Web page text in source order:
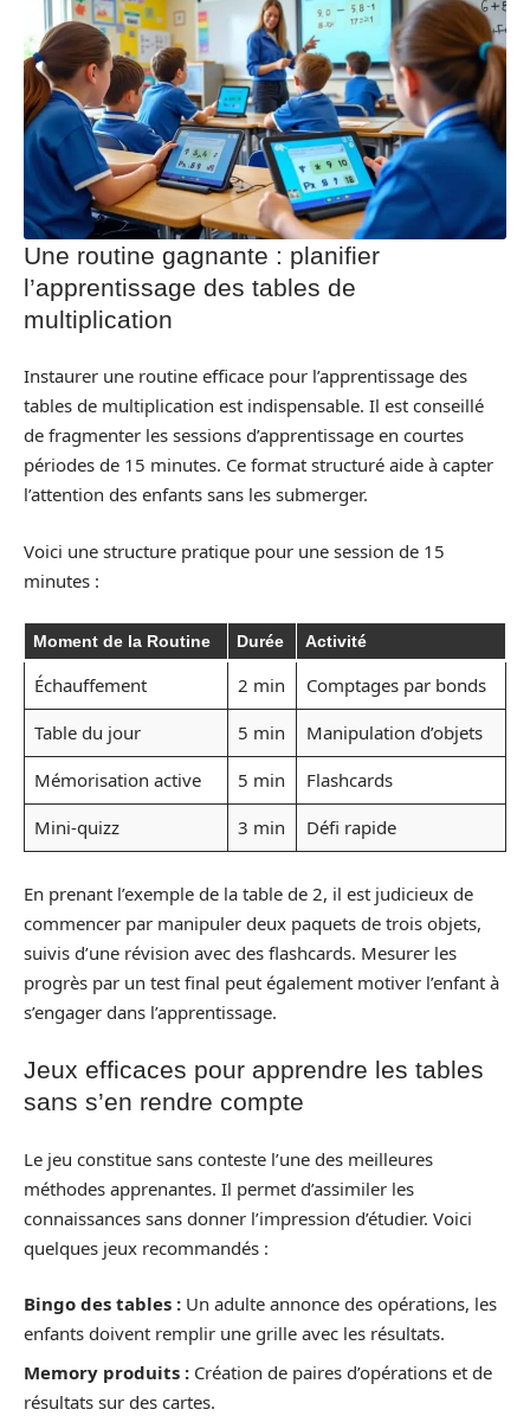
Une routine gagnante : planifier
l’apprentissage des tables de
multiplication
Instaurer une routine efficace pour l’apprentissage des
tables de multiplication est indispensable. Il est conseillé
de fragmenter les sessions d’apprentissage en courtes
périodes de 15 minutes. Ce format structuré aide à capter
l’attention des enfants sans les submerger.
Voici une structure pratique pour une session de 15
minutes :
Moment de la Routine Durée Activité
Échauffement 2 min
Comptages par bonds
Table du jour
5 min
Manipulation d’objets
Mémorisation active
5 min
Flashcards
Mini-quizz
3 min Défi rapide
En prenant l’exemple de la table de 2, il est judicieux de
commencer par manipuler deux paquets de trois objets,
suivis d’une révision avec des flashcards. Mesurer les
progrès par un test final peut également motiver l’enfant à
s’engager dans l’apprentissage.
Jeux efficaces pour apprendre les tables
sans s’en rendre compte
Le jeu constitue sans conteste l’une des meilleures
méthodes apprenantes. Il permet d’assimiler les
connaissances sans donner l’impression d’étudier. Voici
quelques jeux recommandés :
Bingo des tables : Un adulte annonce des opérations, les
enfants doivent remplir une grille avec les résultats.
Memory produits : Création de paires d’opérations et de
résultats sur des cartes.